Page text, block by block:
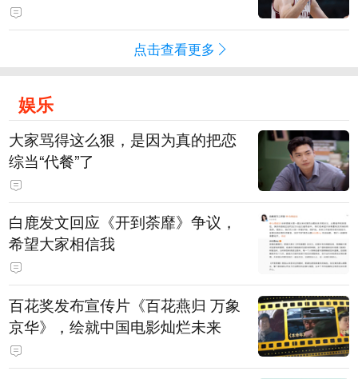
点击查看更多
娱乐
大家骂得这么狠，是因为真的把恋
综当“代餐”了
白鹿发文回应《开到荼靡》争议，
希望大家相信我
百花奖发布宣传片《百花燕归 万象
京华》，绘就中国电影灿烂未来